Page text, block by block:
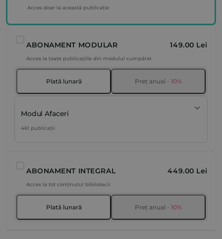
Acces doar la această publicație
ABONAMENT MODULAR 149.00 Lei
Acces la toate publicațiile din modulul cumpărat
Plată lunară Preț anual - 10%
Modul Afaceri
461 publicații
ABONAMENT INTEGRAL 449.00 Lei
Acces la tot conținutul bibliotecii
Plată lunară Preț anual - 10%